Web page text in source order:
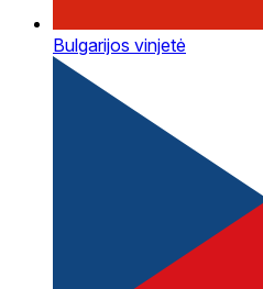
Bulgarijos vinjetė